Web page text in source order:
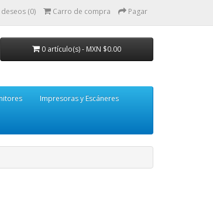
(0) Carro de compra Pagar
0 artículo(s) - MXN $0.00
Impresoras y Escáneres